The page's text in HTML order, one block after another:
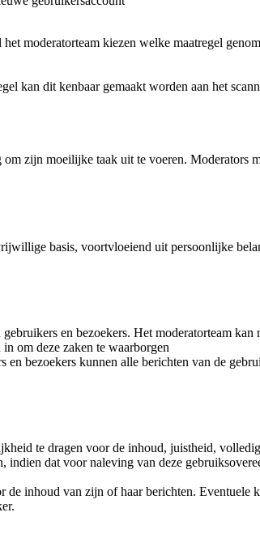
moderatorteam kiezen welke maatregel
kan dit kenbaar gemaakt worden aan het
zijn moeilijke taak uit te voeren.
basis, voortvloeiend uit persoonlijke
en bezoekers. Het moderatorteam
om deze zaken te waarborgen
bezoekers kunnen alle berichten van de
te dragen voor de inhoud, juistheid,
indien dat voor naleving van deze
inhoud van zijn of haar berichten.